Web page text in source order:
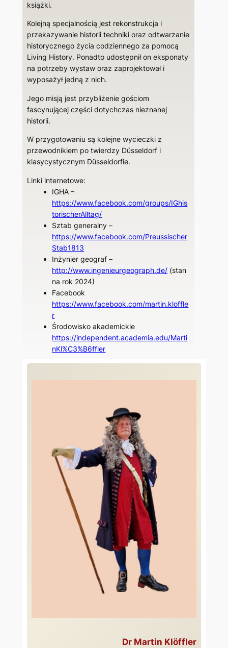
książki.
Kolejną specjalnością jest rekonstrukcja i
przekazywanie historii techniki oraz odtwarzanie
historycznego życia codziennego za pomocą
Living History. Ponadto udostępnił on eksponaty
na potrzeby wystaw oraz zaprojektował i
wyposażył jedną z nich.
Jego misją jest przybliżenie gościom
fascynującej części dotychczas nieznanej
historii.
W przygotowaniu są kolejne wycieczki z
przewodnikiem po twierdzy Düsseldorf i
klasycystycznym Düsseldorfie.
Linki internetowe:
IGHA –
https://www.facebook.com/groups/IGhis
torischerAlltag/
Sztab generalny –
https://www.facebook.com/Preussischer
Stab1813
Inżynier geograf –
http://www.ingenieurgeograph.de/ (stan
na rok 2024)
Facebook
https://www.facebook.com/martin.kloffle
r
Środowisko akademickie
https://independent.academia.edu/Marti
nKl%C3%B6ffler
Dr Martin Klöffler